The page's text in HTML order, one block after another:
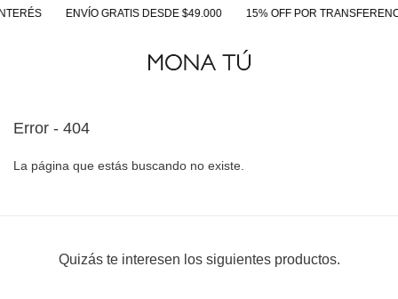
ENVÍO GRATIS DESDE $49.000 15% OFF POR
Error - 404
La página que estás buscando no existe.
Quizás te interesen los siguientes productos.